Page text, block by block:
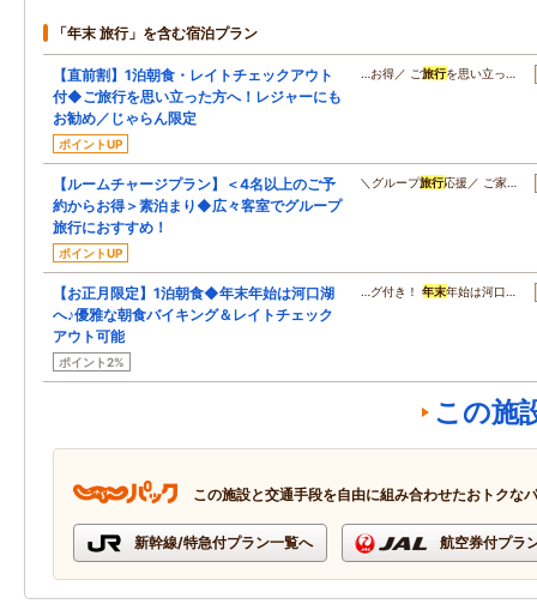
「年末 旅行」を含む宿泊プラン
【直前割】1泊朝食・レイトチェックアウト
付◆ご旅行を思い立った方へ！レジャーにも
お勧め／じゃらん限定
ポイントUP
…お得／ ご旅行を思い立っ…
【ルームチャージプラン】＜4名以上のご予
約からお得＞素泊まり◆広々客室でグループ
旅行におすすめ！
ポイントUP
＼グループ旅行応援／ ご家…
【お正月限定】1泊朝食◆年末年始は河口湖
へ♪優雅な朝食バイキング＆レイトチェック
アウト可能
ポイント2%
…グ付き！年末年始は河口…
この施
この施設と交通手段を自由に組み合わせたおトクな
新幹線/特急付プラン一覧へ 航空券付プラ